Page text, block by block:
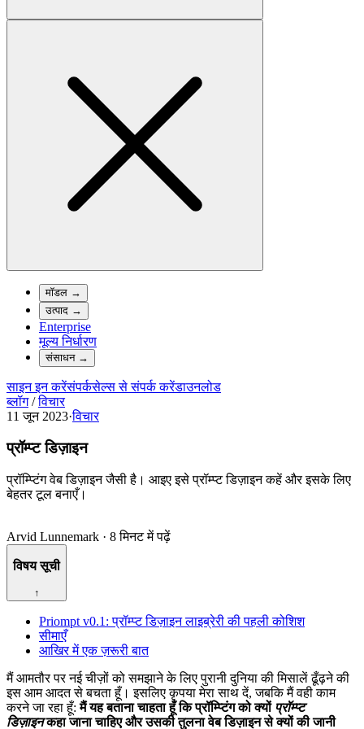
मॉडल →
उत्पाद →
Enterprise
मूल्य निर्धारण
संसाधन→
साइन इन करेंसंपर्कसेल्स से संपर्क करेंडाउनलोड
ब्लॉग / विचार
11 जून 2023·विचार
प्रॉम्प्ट डिज़ाइन
प्रॉम्प्टिंग वेब डिज़ाइन जैसी है। आइए इसे प्रॉम्प्ट डिज़ाइन कहें और इसके लिए
बेहतर टूल बनाएँ।
Arvid Lunnemark · 8 मिनट में पढ़ें
विषय सूची
↑
Priompt v0.1: प्रॉम्प्ट डिज़ाइन लाइब्रेरी की पहली कोशिश
सीमाएँ
आखिर में एक ज़रूरी बात
मैं आमतौर पर नई चीज़ों को समझाने के लिए पुरानी दुनिया की मिसालें ढूँढ़ने की
इस आम आदत से बचता हूँ। इसलिए कृपया मेरा साथ दें, जबकि मैं वही काम
करने जा रहा हूँ:मैं यह बताना चाहता हूँ कि प्रॉम्प्टिंग को क्यों प्रॉम्प्ट
डिज़ाइन कहा जाना चाहिए और उसकी तुलना वेब डिज़ाइन से क्यों की जानी